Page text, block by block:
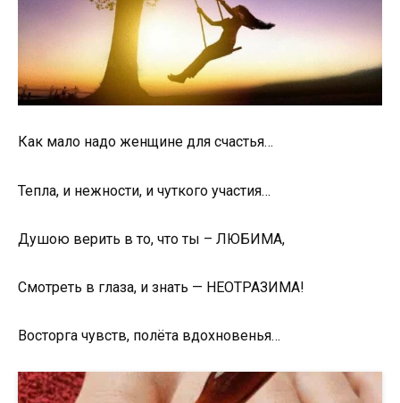
Как мало надо женщине для счастья…
Тепла, и нежности, и чуткого участия…
Душою верить в то, что ты – ЛЮБИМА,
Смотреть в глаза, и знать — НЕОТРАЗИМА!
Восторга чувств, полёта вдохновенья…